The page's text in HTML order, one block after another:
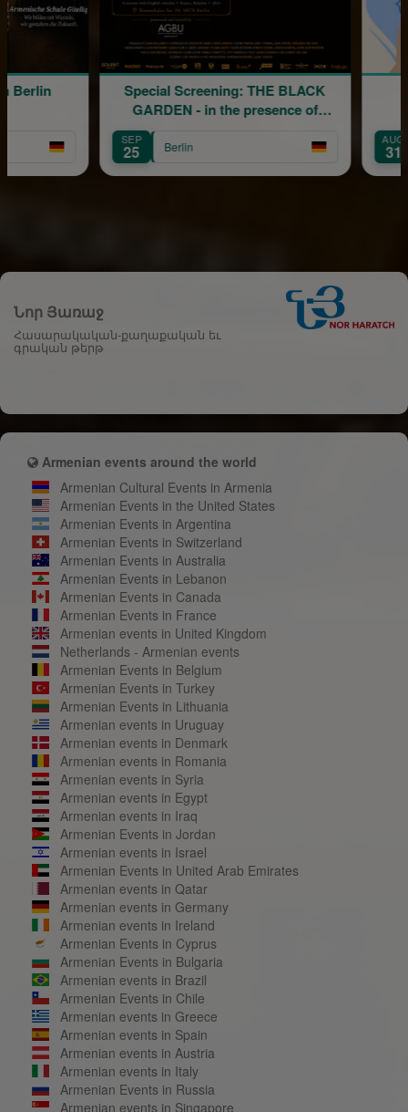
Special Screening: THE BLACK
GARDEN - in the presence of
director Alexis Pazoumian
SEP
Berlin
AUG
Նոր Յառաջ
Հասարակական-քաղաքական եւ
գրական թերթ
Armenian events around the world
Armenian Cultural Events in Armenia
Armenian Events in the United States
Armenian Events in Argentina
Armenian Events in Switzerland
Armenian Events in Australia
Armenian Events in Lebanon
Armenian Events in Canada
Armenian Events in France
Armenian events in United Kingdom
Netherlands - Armenian events
Armenian Events in Belgium
Armenian Events in Turkey
Armenian Events in Lithuania
Armenian events in Uruguay
Armenian events in Denmark
Armenian events in Romania
Armenian events in Syria
Armenian events in Egypt
Armenian events in Iraq
Armenian Events in Jordan
Armenian events in Israel
Armenian Events in United Arab Emirates
Armenian events in Qatar
Armenian events in Germany
Armenian events in Ireland
Armenian Events in Cyprus
Armenian Events in Bulgaria
Armenian events in Brazil
Armenian Events in Chile
Armenian events in Greece
Armenian events in Spain
Armenian events in Austria
Armenian events in Italy
Armenian Events in Russia
Armenian events in Singapore